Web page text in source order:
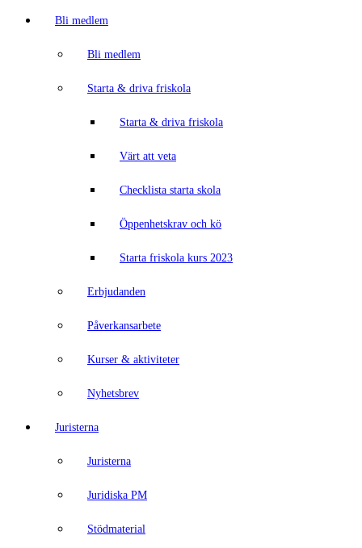
Bli medlem
Bli medlem
Starta & driva friskola
Starta & driva friskola
Värt att veta
Checklista starta skola
Öppenhetskrav och kö
Starta friskola kurs 2023
Erbjudanden
Påverkansarbete
Kurser & aktiviteter
Nyhetsbrev
Juristerna
Juristerna
Juridiska PM
Stödmaterial